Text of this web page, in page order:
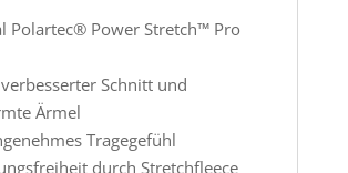
Polartec® Power Stretch™ Pro
Schnitt und
Ärmel
Tragegefühl
durch Stretchfleece